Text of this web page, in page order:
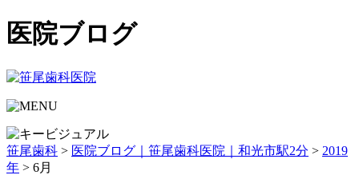
医院ブログ
笹尾歯科 > 医院ブログ｜笹尾歯科医院｜和光市駅2分 > 2019
年 > 6月